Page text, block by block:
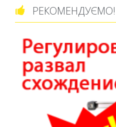
 РЕКОМЕНДУЄМО!